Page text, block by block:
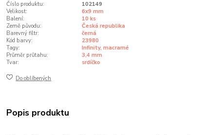
Číslo produktu:
102149
Velikost:
6x9 mm
Balení:
10 ks
Země původu:
Česká republika
Barevný filtr:
černá
Kód barvy:
23980
Tagy:
Infinity, macramé
Průměr průtahu:
3,4 mm
Tvar:
srdíčko
Do oblíbených
Popis produktu